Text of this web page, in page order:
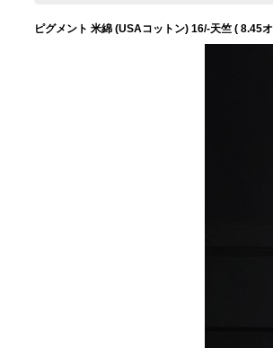
ピグメント 米綿 (USAコットン) 16/-天竺 ( 8.45